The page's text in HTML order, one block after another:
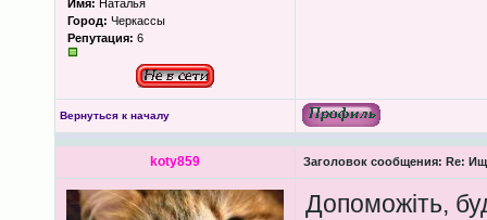
Имя: Наталья
Город: Черкассы
Репутация: 6
Вернуться к началу
koty859 Заголовок сообщения: Re:
Допоможіть,